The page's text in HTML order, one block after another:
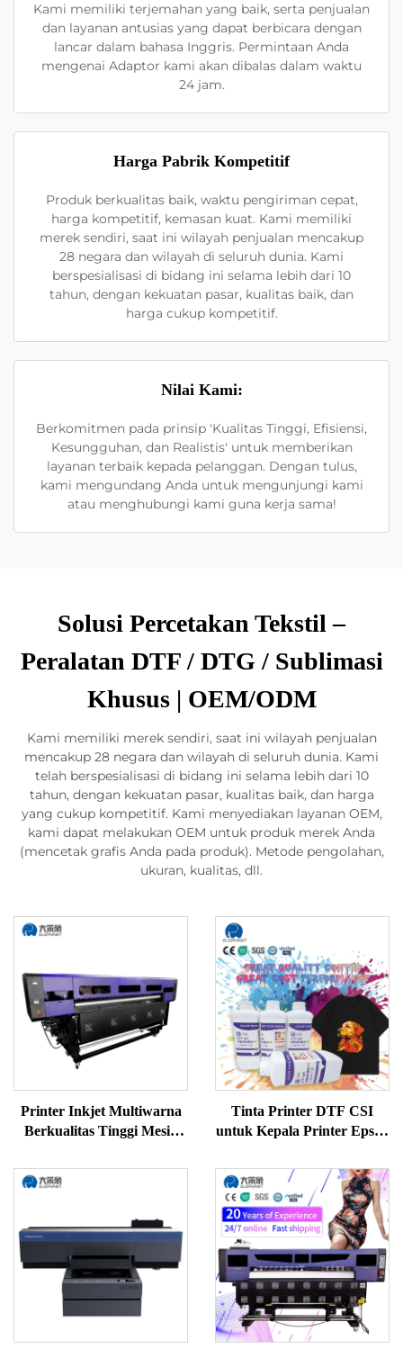
Kami memiliki terjemahan yang baik, serta penjualan
dan layanan antusias yang dapat berbicara dengan
lancar dalam bahasa Inggris. Permintaan Anda
mengenai Adaptor kami akan dibalas dalam waktu
24 jam.
Harga Pabrik Kompetitif
Produk berkualitas baik, waktu pengiriman cepat,
harga kompetitif, kemasan kuat. Kami memiliki
merek sendiri, saat ini wilayah penjualan mencakup
28 negara dan wilayah di seluruh dunia. Kami
berspesialisasi di bidang ini selama lebih dari 10
tahun, dengan kekuatan pasar, kualitas baik, dan
harga cukup kompetitif.
Nilai Kami:
Berkomitmen pada prinsip 'Kualitas Tinggi, Efisiensi,
Kesungguhan, dan Realistis' untuk memberikan
layanan terbaik kepada pelanggan. Dengan tulus,
kami mengundang Anda untuk mengunjungi kami
atau menghubungi kami guna kerja sama!
Solusi Percetakan Tekstil –
Peralatan DTF / DTG / Sublimasi
Khusus | OEM/ODM
Kami memiliki merek sendiri, saat ini wilayah penjualan
mencakup 28 negara dan wilayah di seluruh dunia. Kami
telah berspesialisasi di bidang ini selama lebih dari 10
tahun, dengan kekuatan pasar, kualitas baik, dan harga
yang cukup kompetitif. Kami menyediakan layanan OEM,
kami dapat melakukan OEM untuk produk merek Anda
(mencetak grafis Anda pada produk). Metode pengolahan,
ukuran, kualitas, dll.
Printer Inkjet Multiwarna
Berkualitas Tinggi Mesin
Sublimasi untuk Transfer
Tinta Printer DTF CSI
untuk Kepala Printer Epson
Sablon Kaos